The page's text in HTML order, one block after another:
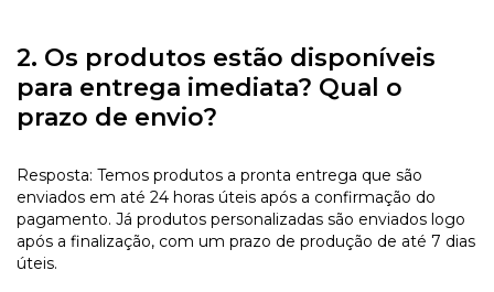
2. Os produtos estão disponíveis
para entrega imediata? Qual o
prazo de envio?
Resposta: Temos produtos a pronta entrega que são
enviados em até 24 horas úteis após a confirmação do
pagamento. Já produtos personalizadas são enviados logo
após a finalização, com um prazo de produção de até 7 dias
úteis.